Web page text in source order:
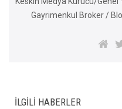
Gayrimenkul Broker /
İLGILI HABERLER